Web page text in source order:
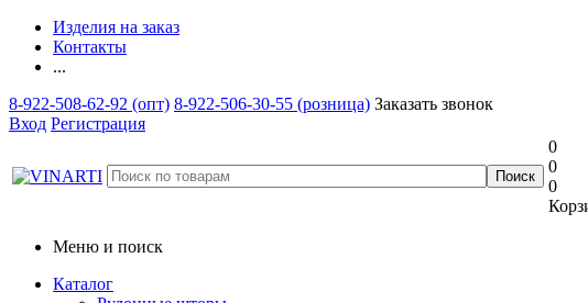
Изделия на заказ
Контакты
...
8-922-508-62-92 (опт) 8-922-506-30-55 (розница) Заказать звонок
Вход Регистрация
0
0
0
Меню и поиск
Каталог